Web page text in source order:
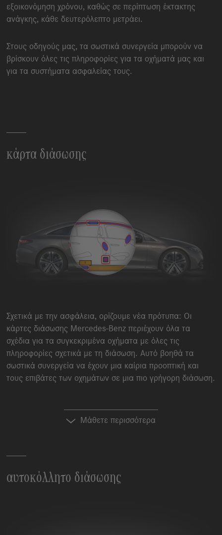
εξοικονόμηση χρόνου, καθώς σε περίπτωση έκτακτης
ανάγκης, κάθε δευτερόλεπτο μετράει.
Στους οδηγούς μας, τα σωστικά συνεργεία μπορούν να
βρίσκουν όλες τις πληροφορίες για τα οχήματά μας και
για τα συστήματα ασφαλείας τους.
κάρτα διάσωσης
Σχετικά με την ασφάλεια, ορίζουμε νέα πρότυπα: Οι
κάρτες διάσωσης Mercedes-Benz περιέχουν όλα τα
σχέδια για τα συγκεκριμένα οχήματα με όλες τις
πληροφορίες σχετικά με τη διάσωση. Αυτό βοηθά τα
σωστικά συνεργεία να έχουν μια καίρια προοπτική και
τους επιβάτες των οχημάτων σε μια πιο γρήγορη διάσωση.
Μάθετε περισσότερα
αυτοκόλλητο διάσωσης